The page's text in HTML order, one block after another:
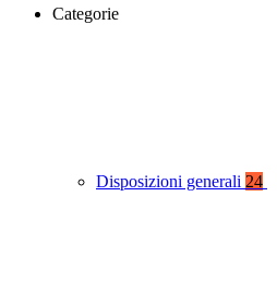
Categorie
Disposizioni generali 24